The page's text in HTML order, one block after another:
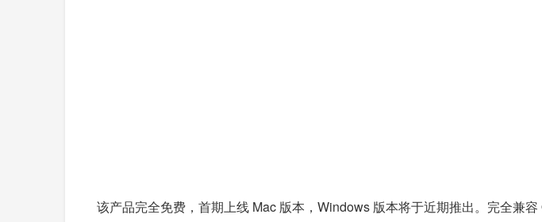
该产品完全免费，首期上线 Mac 版本，Windows 版本将于近期推出。完全兼